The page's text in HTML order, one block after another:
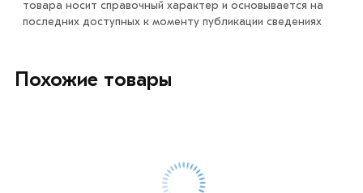
МЕТАЛЛ-РС действительны в Москве и области. Наши
профессиональные менеджеры обработают заказ и
товара носит справочный характер и основывается на
последних доступных к моменту публикации сведениях
Похожие товары